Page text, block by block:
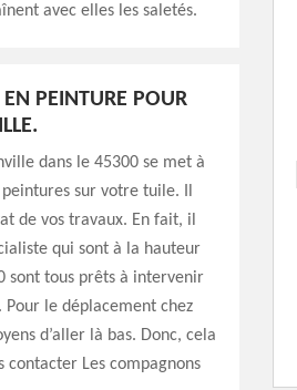
avec elles les saletés.
PEINTURE POUR
dans le 45300 se met à
sur votre tuile. Il
de vos travaux. En fait, il
qui sont à la hauteur
sont tous prêts à intervenir
le déplacement chez
d’aller là bas. Donc, cela
contacter Les compagnons